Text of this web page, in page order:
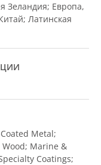
Зеландия; Европа,
Латинская
Metal;
Marine &
Coatings;